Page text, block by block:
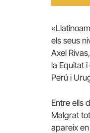
els seus
Axel
la Equitat
Perú i
Entre ells
Malgrat
apareix